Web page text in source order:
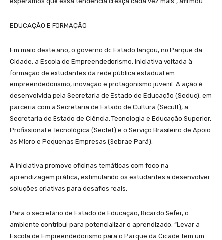
EDUCAÇÃO E FORMAÇÃO
Em maio deste ano, o governo do Estado lançou, no Parque da
Cidade, a Escola de Empreendedorismo, iniciativa voltada à
formação de estudantes da rede pública estadual em
empreendedorismo, inovação e protagonismo juvenil. A ação é
desenvolvida pela Secretaria de Estado de Educação (Seduc), em
parceria com a Secretaria de Estado de Cultura (Secult), a
Secretaria de Estado de Ciência, Tecnologia e Educação Superior,
Profissional e Tecnológica (Sectet) e o Serviço Brasileiro de Apoio
às Micro e Pequenas Empresas (Sebrae Pará).
A iniciativa promove oficinas temáticas com foco na
aprendizagem prática, estimulando os estudantes a desenvolver
soluções criativas para desafios reais.
Para o secretário de Estado de Educação, Ricardo Sefer, o
ambiente contribui para potencializar o aprendizado. “Levar a
Escola de Empreendedorismo para o Parque da Cidade tem um